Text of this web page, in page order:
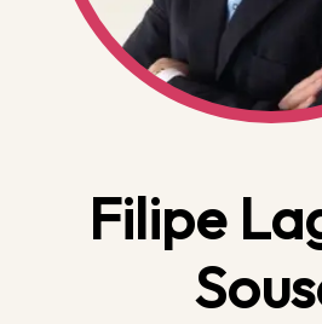
Filipe